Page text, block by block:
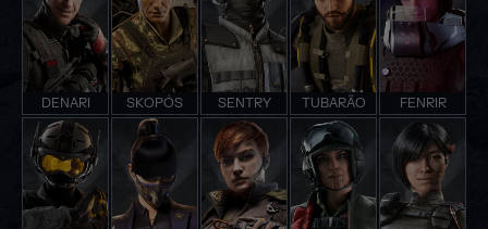
DENARI SKOPÓS SENTRY TUBARÃO FENRIR